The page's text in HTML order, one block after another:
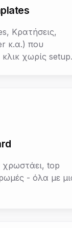
Κρατήσεις,
κ.α.) που
χωρίς setup.
χρωστάει, top
- όλα με